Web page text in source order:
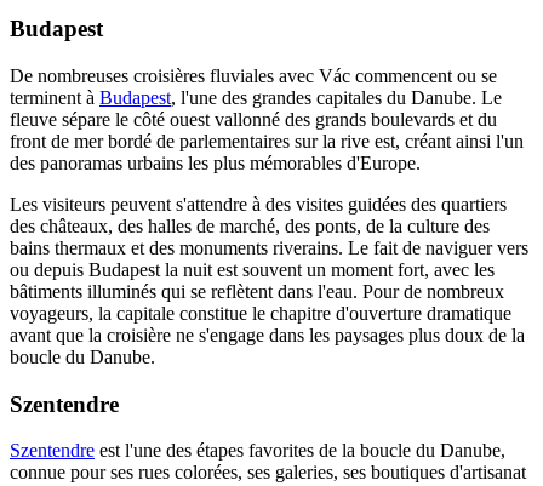
Budapest
De nombreuses croisières fluviales avec Vác commencent ou se
terminent à Budapest, l'une des grandes capitales du Danube. Le
fleuve sépare le côté ouest vallonné des grands boulevards et du
front de mer bordé de parlementaires sur la rive est, créant ainsi l'un
des panoramas urbains les plus mémorables d'Europe.
Les visiteurs peuvent s'attendre à des visites guidées des quartiers
des châteaux, des halles de marché, des ponts, de la culture des
bains thermaux et des monuments riverains. Le fait de naviguer vers
ou depuis Budapest la nuit est souvent un moment fort, avec les
bâtiments illuminés qui se reflètent dans l'eau. Pour de nombreux
voyageurs, la capitale constitue le chapitre d'ouverture dramatique
avant que la croisière ne s'engage dans les paysages plus doux de la
boucle du Danube.
Szentendre
Szentendre est l'une des étapes favorites de la boucle du Danube,
connue pour ses rues colorées, ses galeries, ses boutiques d'artisanat